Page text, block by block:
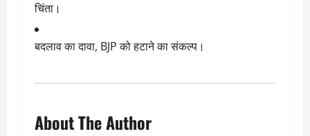
चिंता।
बदलाव का दावा, BJP को हटाने का संकल्प।
About The Author